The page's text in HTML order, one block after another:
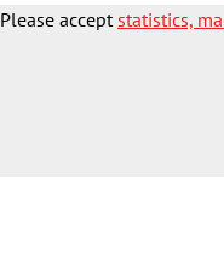
Please acceptstatistics,